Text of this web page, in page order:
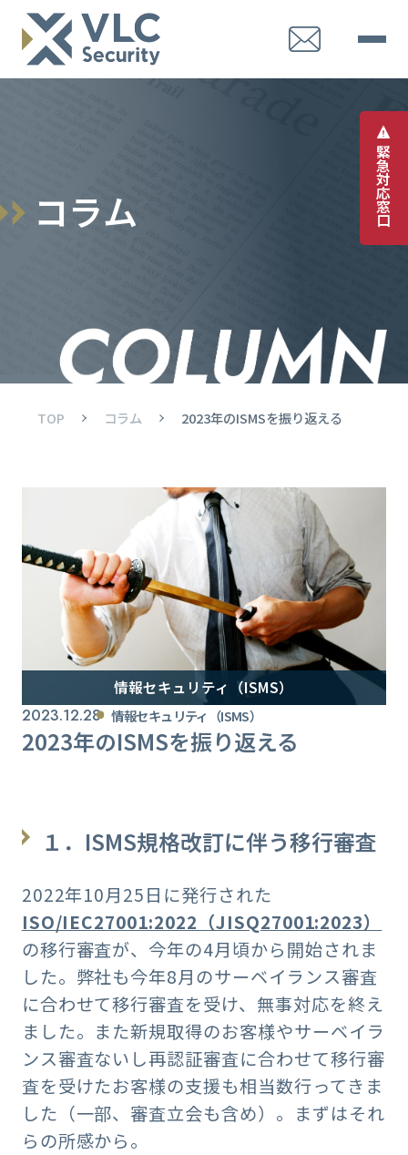
緊
急
対
応
窓
口
コラム
TOP コラム 2023年のISMSを振り返える
情報セキュリティ（ISMS）
2023.12.28 情報セキュリティ（ISMS）
2023年のISMSを振り返える
１．ISMS規格改訂に伴う移行審査
2022年10月25日に発行された
ISO/IEC27001:2022（JISQ27001:2023）
の移行審査が、今年の4月頃から開始されま
した。弊社も今年8月のサーベイランス審査
に合わせて移行審査を受け、無事対応を終え
ました。また新規取得のお客様やサーベイラ
ンス審査ないし再認証審査に合わせて移行審
査を受けたお客様の支援も相当数行ってきま
した（一部、審査立会も含め）。まずはそれ
らの所感から。